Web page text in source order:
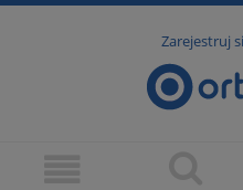
Zarejestruj